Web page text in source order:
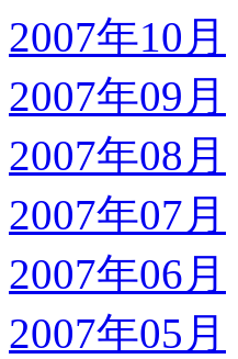
2007年10月
2007年09月
2007年08月
2007年07月
2007年06月
2007年05月